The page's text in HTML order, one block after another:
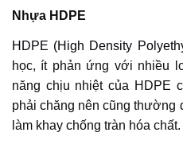
Nhựa HDPE
HDPE (High Density
học, ít phản ứng với nhiều
năng chịu nhiệt của HDPE
phải chăng nên cũng thường
làm khay chống tràn hóa chất.